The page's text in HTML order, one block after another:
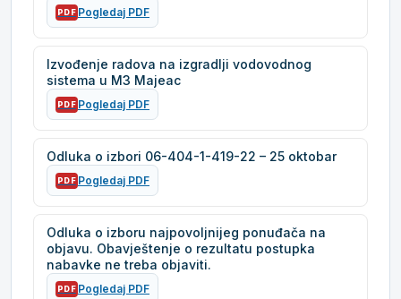
PDF Pogledaj PDF
Izvođenje radova na izgradlji vodovodnog
sistema u M3 Majeac
PDF Pogledaj PDF
Odluka o izbori 06-404-1-419-22 – 25 oktobar
PDF Pogledaj PDF
Odluka o izboru najpovoljnijeg ponuđača na
objavu. Obavještenje o rezultatu postupka
nabavke ne treba objaviti.
PDF Pogledaj PDF